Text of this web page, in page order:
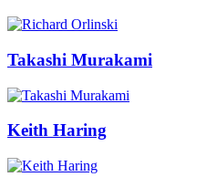
Takashi Murakami
Keith Haring